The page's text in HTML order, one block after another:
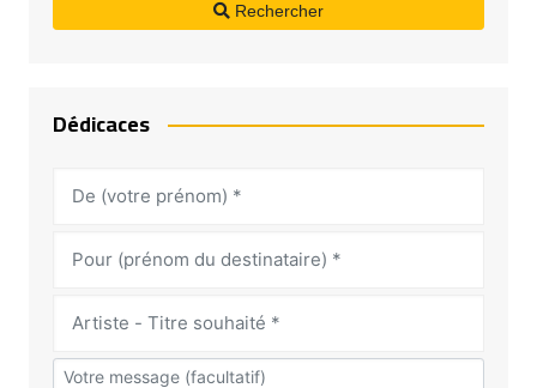
Rechercher
Dédicaces